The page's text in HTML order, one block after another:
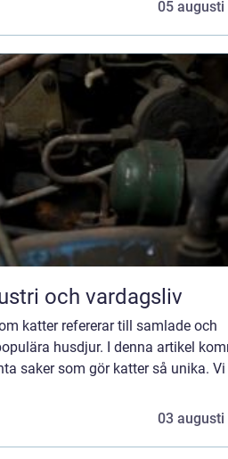
05 augusti
och vardagsliv
katter refererar till samlade och
husdjur. I denna artikel
saker som gör katter så unika. Vi
03 augusti